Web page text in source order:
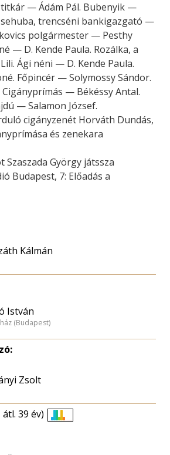
— Ádám Pál. Bubenyik —
trencséni bankigazgató —
polgármester — Pesthy
— D. Kende Paula. Rozálka, a
Ági néni — D. Kende Paula.
Főpincér — Solymossy Sándor.
— Békéssy Antal.
— Salamon József.
cigányzenét Horváth Dundás,
és zenekara
Szaszada György játssza
Budapest, 7: Előadás a
Kálmán
István
(Budapest)
Zsolt
39 év)